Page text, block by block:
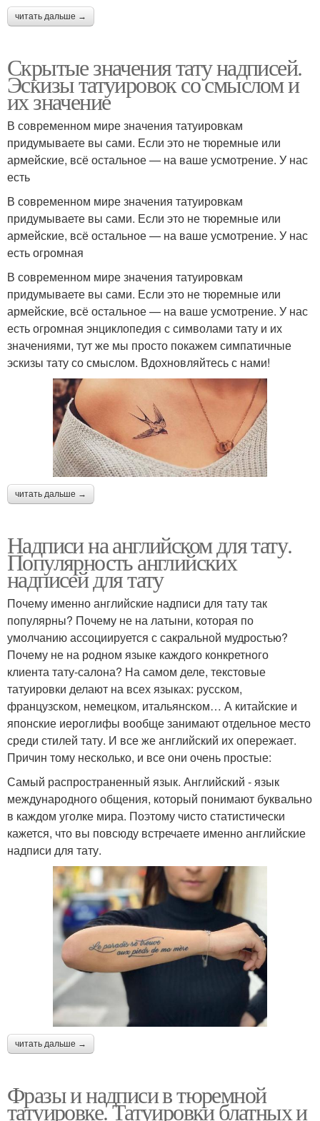
читать дальше →
Скрытые значения тату надписей.
Эскизы татуировок со смыслом и
их значение
В современном мире значения татуировкам
придумываете вы сами. Если это не тюремные или
армейские, всё остальное — на ваше усмотрение. У нас
есть
В современном мире значения татуировкам
придумываете вы сами. Если это не тюремные или
армейские, всё остальное — на ваше усмотрение. У нас
есть огромная
В современном мире значения татуировкам
придумываете вы сами. Если это не тюремные или
армейские, всё остальное — на ваше усмотрение. У нас
есть огромная энциклопедия с символами тату и их
значениями, тут же мы просто покажем симпатичные
эскизы тату со смыслом. Вдохновляйтесь с нами!
читать дальше →
Надписи на английском для тату.
Популярность английских
надписей для тату
Почему именно английские надписи для тату так
популярны? Почему не на латыни, которая по
умолчанию ассоциируется с сакральной мудростью?
Почему не на родном языке каждого конкретного
клиента тату-салона? На самом деле, текстовые
татуировки делают на всех языках: русском,
французском, немецком, итальянском… А китайские и
японские иероглифы вообще занимают отдельное место
среди стилей тату. И все же английский их опережает.
Причин тому несколько, и все они очень простые:
Самый распространенный язык. Английский - язык
международного общения, который понимают буквально
в каждом уголке мира. Поэтому чисто статистически
кажется, что вы повсюду встречаете именно английские
надписи для тату.
читать дальше →
Фразы и надписи в тюремной
татуировке. Татуировки блатных и